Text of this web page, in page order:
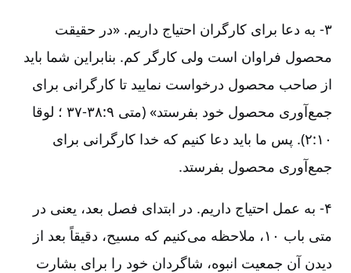
۳- به‌ دعا برای‌ کارگران‌ احتیاج‌ داریم‌. «در حقیقت‌
محصول‌ فراوان‌ است‌ ولی‌ کارگر کم‌. بنابراین‌ شما باید
از صاحب‌ محصول‌ درخواست‌ نمایید تا کارگرانی‌ برای‌
جمع‌آوری‌ محصول‌ خود بفرستد» (متی‌ ۹:‏۳۷-۳۸ ؛ لوقا
۱۰:‏۲). پس‌ ما باید دعا کنیم‌ که‌ خدا کارگرانی‌ برای‌
جمع‌آوری‌ محصول‌ بفرستد.
۴- به‌ عمل‌ احتیاج‌ داریم‌. در ابتدای‌ فصل‌ بعد، یعنی‌ در
متی‌ باب‌ ۱۰، ملاحظه‌ می‌کنیم‌ که‌ مسیح‌، دقیقاً بعد از
دیدن‌ آن‌ جمعیت‌ انبوه‌، شاگردان‌ خود را برای‌ بشارت‌